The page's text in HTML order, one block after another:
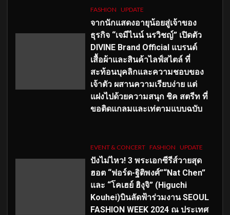
FASHION UPDATE
จากนักแสดงอายุน้อยสู่เจ้าของ
ธุรกิจ “เจมีไนน์ นรวิชญ์” เปิดตัว
DIVINE Brand Official แบรนด์
เสื้อผ้าและสินค้าไลฟ์สไตล์ ที่
สะท้อนบุคลิกและความชอบของ
เจ้าตัว ผสานความเรียบง่าย แต่
แฝงไปด้วยความสนุก ชิค สตรีท ที่
ขอติดแกลมและเท่ตามแบบฉบับ
EVENT & CONCERT FASHION UPDATE
ปังไม่ไหว! 3 พระเอกซีรีส์วายสุด
ฮอต “ฟอร์ด-ฐิติพงศ์”“Nat Chen”
และ “โคเฮย์ ฮิงุจิ” (Higuchi
Kouhei)บินลัดฟ้าร่วมงาน SEOUL
FASHION WEEK 2024 ณ ประเทศ